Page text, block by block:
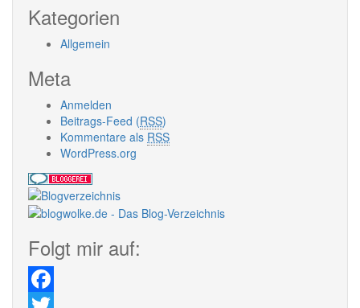
Kategorien
Allgemein
Meta
Anmelden
Beitrags-Feed (RSS)
Kommentare als RSS
WordPress.org
Folgt mir auf:
Facebook